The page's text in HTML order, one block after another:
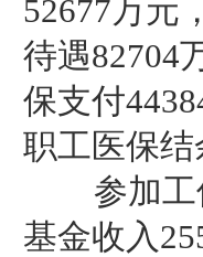
52677万元
待遇82704
保支付
职工医保结
参加工伤
基金收入